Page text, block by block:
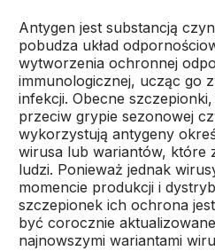
Antygen jest substancją
pobudza układ
wytworzenia ochronnej
immunologicznej, ucząc go
infekcji. Obecne
przeciw grypie sezonowej
wykorzystują antygeny
wirusa lub wariantów, które
ludzi. Ponieważ jednak
momencie produkcji i
szczepionek ich ochrona
być corocznie
najnowszymi wariantami